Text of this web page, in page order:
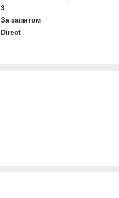
3
За запитом
Direct